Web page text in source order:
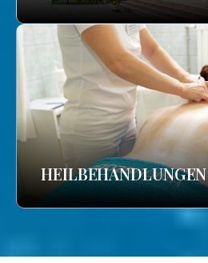
HEILBEHANDLUNGEN